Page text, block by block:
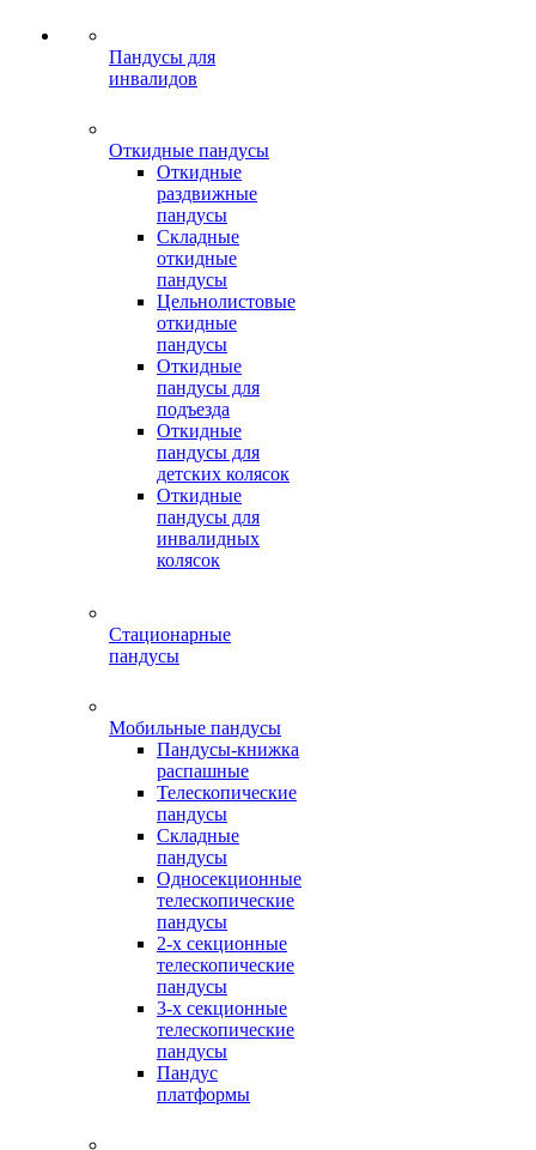
Пандусы для
инвалидов
Откидные пандусы
Откидные
раздвижные
пандусы
Складные
откидные
пандусы
Цельнолистовые
откидные
пандусы
Откидные
пандусы для
подъезда
Откидные
пандусы для
детских колясок
Откидные
пандусы для
инвалидных
колясок
Стационарные
пандусы
Мобильные пандусы
Пандусы-книжка
распашные
Телескопические
пандусы
Складные
пандусы
Односекционные
телескопические
пандусы
2-х секционные
телескопические
пандусы
3-х секционные
телескопические
пандусы
Пандус
платформы